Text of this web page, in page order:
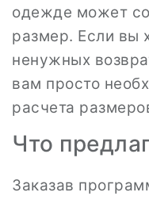
одежде может
размер. Если вы
ненужных
вам просто
расчета
Что
Заказав